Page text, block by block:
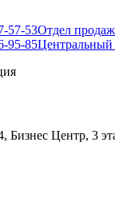
57-53Отдел продаж
95-85
Бизнес Центр, 3